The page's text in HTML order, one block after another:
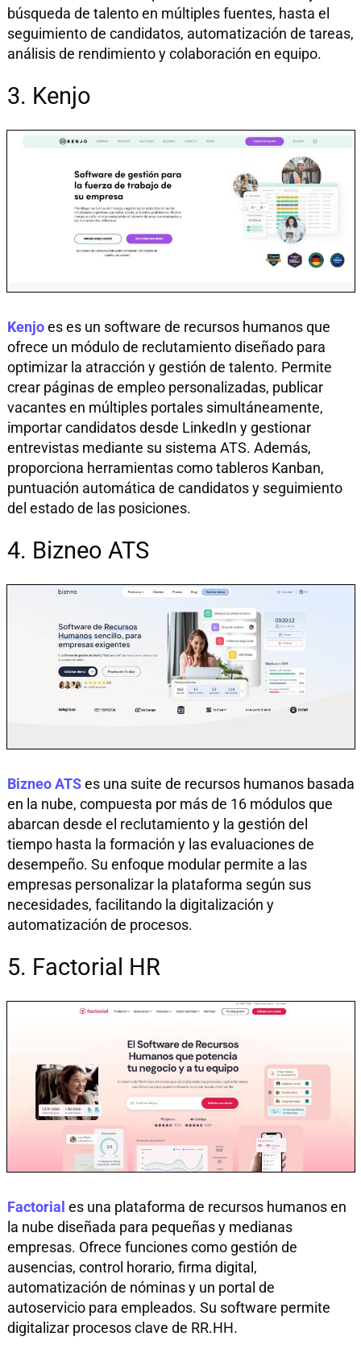
búsqueda de talento en múltiples fuentes, hasta el
seguimiento de candidatos, automatización de tareas,
análisis de rendimiento y colaboración en equipo.
3. Kenjo
Kenjoes es un software de recursos humanos que
ofrece un módulo de reclutamiento diseñado para
optimizar la atracción y gestión de talento. Permite
crear páginas de empleo personalizadas, publicar
vacantes en múltiples portales simultáneamente,
importar candidatos desde LinkedIn y gestionar
entrevistas mediante su sistema ATS. Además,
proporciona herramientas como tableros Kanban,
puntuación automática de candidatos y seguimiento
del estado de las posiciones.
4. Bizneo ATS
Bizneo ATSes una suite de recursos humanos basada
en la nube, compuesta por más de 16 módulos que
abarcan desde el reclutamiento y la gestión del
tiempo hasta la formación y las evaluaciones de
desempeño. Su enfoque modular permite a las
empresas personalizar la plataforma según sus
necesidades, facilitando la digitalización y
automatización de procesos.
5. Factorial HR
Factorial es una plataforma de recursos humanos en
la nube diseñada para pequeñas y medianas
empresas. Ofrece funciones como gestión de
ausencias, control horario, firma digital,
automatización de nóminas y un portal de
autoservicio para empleados. Su software permite
digitalizar procesos clave de RR.HH.